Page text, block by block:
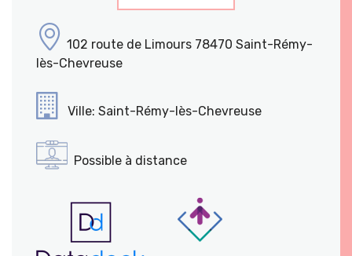
102 route de Limours 78470 Saint-Rémy-
lès-Chevreuse
Ville: Saint-Rémy-lès-Chevreuse
Possible à distance